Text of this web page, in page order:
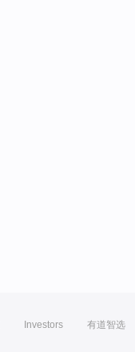
Investors 有道智选